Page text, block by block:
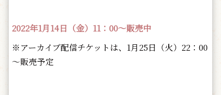
2022年1月14日（金）11：00～販売中
※アーカイブ配信チケットは、1月25日（火）22：00
～販売予定